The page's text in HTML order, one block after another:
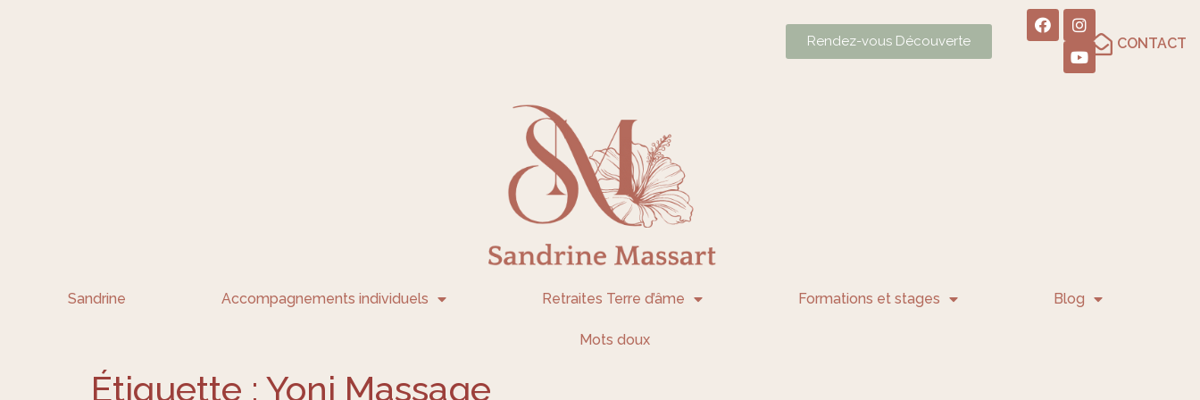
Rendez-vous Découverte CONTACT
Sandrine Accompagnements individuels Retraites Terre d’âme Formations et stages Blog
Mots doux
Étiquette : Yoni Massage